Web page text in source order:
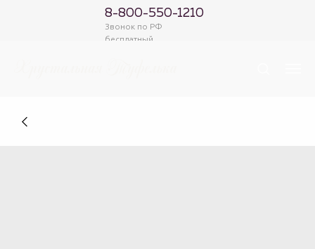
8-800-550-1210
Звонок по РФ
бесплатный